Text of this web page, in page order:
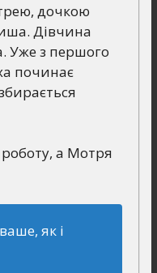
дочкою
Дівчина
Уже з першого
починає
а Мотря
як і